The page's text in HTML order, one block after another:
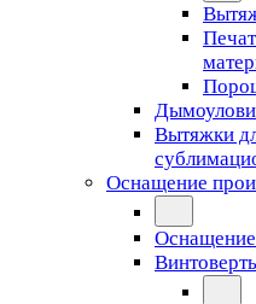
Вытяжки
Оснащение
Оснащение